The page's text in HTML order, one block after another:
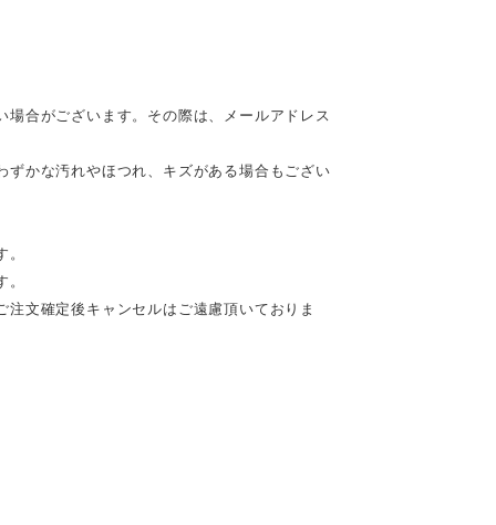
合がございます。その際は、メールアドレス
かな汚れやほつれ、キズがある場合もござい
文確定後キャンセルはご遠慮頂いておりま